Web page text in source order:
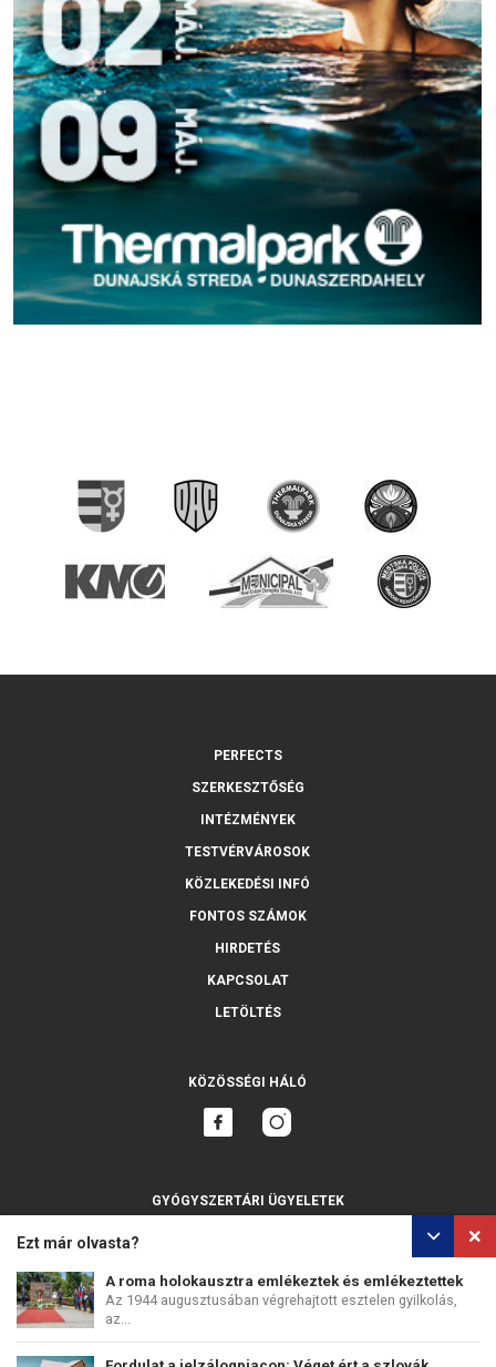
Ezt már olvasta?
A roma holokausztra emlékeztek és emlékeztettek
Az 1944 augusztusában végrehajtott esztelen gyilkolás,
az...
PERFECTS
SZERKESZTŐSÉG
INTÉZMÉNYEK
TESTVÉRVÁROSOK
KÖZLEKEDÉSI INFÓ
FONTOS SZÁMOK
HIRDETÉS
KAPCSOLAT
LETÖLTÉS
KÖZÖSSÉGI HÁLÓ
GYÓGYSZERTÁRI ÜGYELETEK
SZEMÉLYES ADATOK VÉDELME